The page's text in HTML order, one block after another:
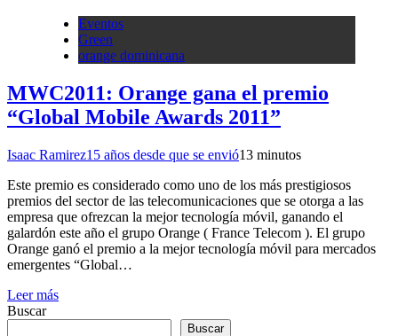
Eventos
Green
orange dominicana
MWC2011: Orange gana el premio
“Global Mobile Awards 2011”
Isaac Ramirez15 años desde que se envió13 minutos
Este premio es considerado como uno de los más prestigiosos
premios del sector de las telecomunicaciones que se otorga a las
empresa que ofrezcan la mejor tecnología móvil, ganando el
galardón este año el grupo Orange ( France Telecom ). El grupo
Orange ganó el premio a la mejor tecnología móvil para mercados
emergentes “Global…
Leer más
Buscar
Buscar